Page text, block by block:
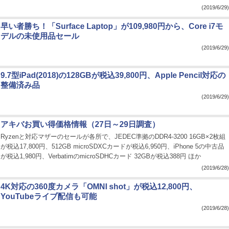
(2019/6/29)
早い者勝ち！「Surface Laptop」が109,980円から、Core i7モ
デルの未使用品セール
(2019/6/29)
9.7型iPad(2018)の128GBが税込39,800円、Apple Pencil対応の
整備済み品
(2019/6/29)
アキバお買い得価格情報（27日～29日調査）
Ryzenと対応マザーのセールが各所で、JEDEC準拠のDDR4-3200 16GB×2枚組
が税込17,800円、512GB microSDXCカードが税込6,950円、iPhone 5の中古品
が税込1,980円、VerbatimのmicroSDHCカード 32GBが税込388円 ほか
(2019/6/28)
4K対応の360度カメラ「OMNI shot」が税込12,800円、
YouTubeライブ配信も可能
(2019/6/28)